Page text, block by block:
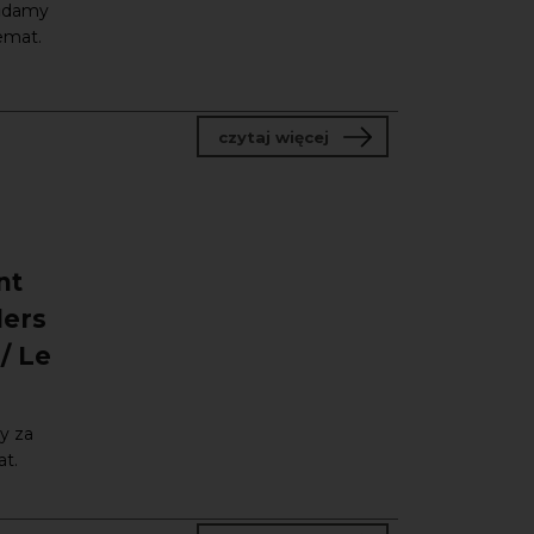
Le
za
czytaj więcejo Festiwal Actus